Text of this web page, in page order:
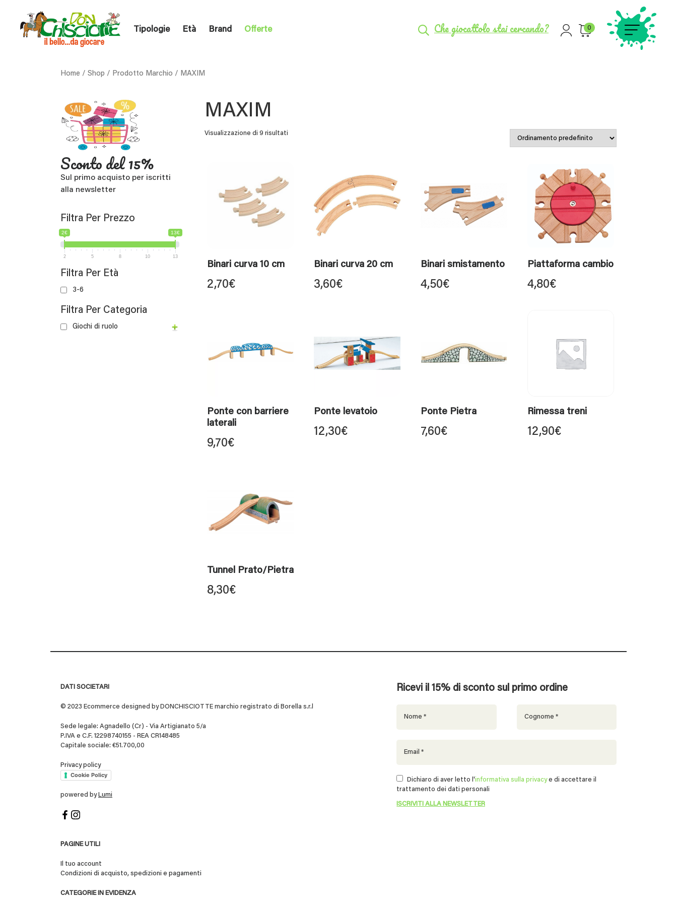
Tipologie Età Brand Offerte Che giocattolo stai cercando? 0
Home / Shop / Prodotto Marchio / MAXIM
Sconto del 15%
Sul primo acquisto per iscritti
alla newsletter
Filtra Per Prezzo
2€ 13€
2 5 8 10 13
Filtra Per Età
3-6
Filtra Per Categoria
Giochi di ruolo
MAXIM
Visualizzazione di 9 risultati
Binari curva 10 cm
2,70€
Binari curva 20 cm
3,60€
Binari smistamento
4,50€
Piattaforma cambio
4,80€
Ponte con barriere
laterali
9,70€
Ponte levatoio
12,30€
Ponte Pietra
7,60€
Rimessa treni
12,90€
Tunnel Prato/Pietra
8,30€
DATI SOCIETARI
© 2023 Ecommerce designed by DONCHISCIOTTE marchio registrato di Borella s.r.l
Sede legale: Agnadello (Cr) - Via Artigianato 5/a
P.IVA e C.F. 12298740155 - REA CR148485
Capitale sociale: €51.700,00
Privacy policy
Cookie Policy
powered by Lumi
PAGINE UTILI
Il tuo account
Condizioni di acquisto, spedizioni e pagamenti
CATEGORIE IN EVIDENZA
Ricevi il 15% di sconto sul primo ordine
Dichiaro di aver letto l'informativa sulla privacye di accettare il
trattamento dei dati personali